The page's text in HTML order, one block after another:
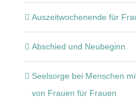
Auszeitwochenende für
Abschied und Neubeginn
Seelsorge bei Menschen
von Frauen für Frauen